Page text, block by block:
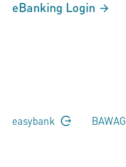
eBanking Login
easybank BAWAG